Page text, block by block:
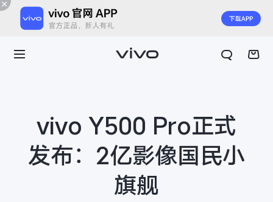
vivo Y500 Pro正式
发布：2亿影像国民小
旗舰